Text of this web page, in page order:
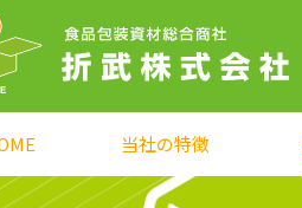
当社の特徴